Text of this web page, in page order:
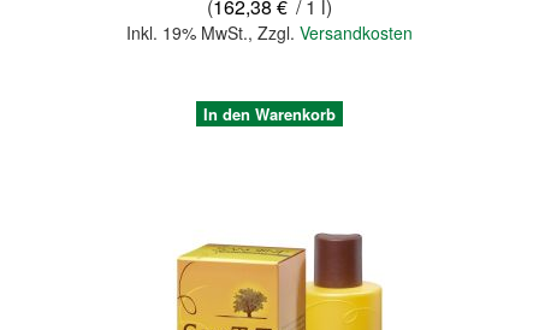
(162,38 € / 1 l)
Inkl. 19% MwSt., Zzgl. Versandkosten
In den Warenkorb